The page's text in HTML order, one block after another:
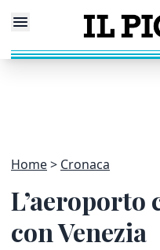
Home Cronaca
L’aeroporto
con Venezia